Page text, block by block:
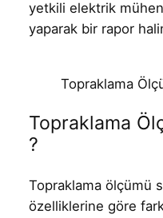
yetkili elektrik
yaparak bir rapor
Topraklama
Topraklama
?
Topraklama ölçümü
özelliklerine göre